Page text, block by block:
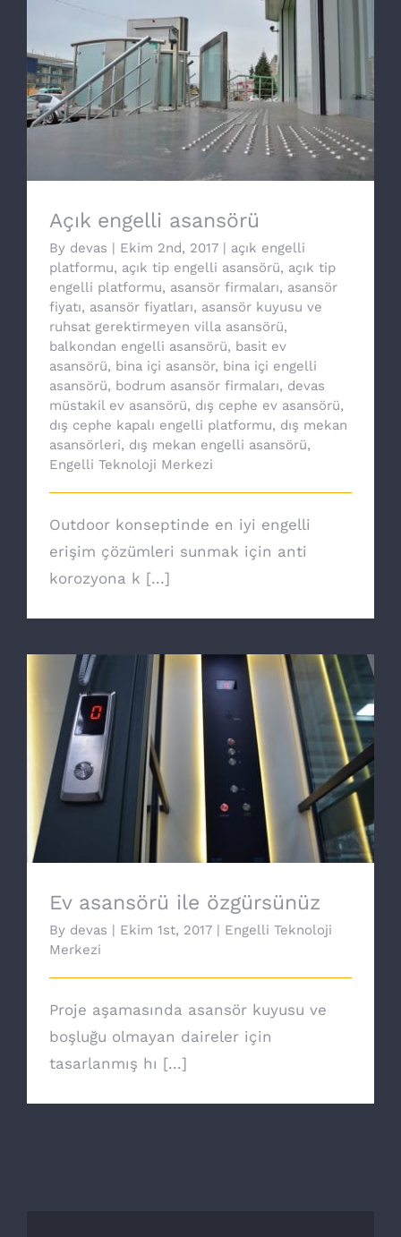
Açık engelli asansörü
Açık engelli asansörü
By devas | Ekim 2nd, 2017 | açık engelli
platformu, açık tip engelli asansörü, açık tip
engelli platformu, asansör firmaları, asansör
fiyatı, asansör fiyatları, asansör kuyusu ve
ruhsat gerektirmeyen villa asansörü,
balkondan engelli asansörü, basit ev
asansörü, bina içi asansör, bina içi engelli
asansörü, bodrum asansör firmaları, devas
müstakil ev asansörü, dış cephe ev asansörü,
dış cephe kapalı engelli platformu, dış mekan
asansörleri, dış mekan engelli asansörü,
Engelli Teknoloji Merkezi
Outdoor konseptinde en iyi engelli
erişim çözümleri sunmak için anti
korozyona k [...]
Ev asansörü ile özgürsünüz
Ev asansörü ile özgürsünüz
By devas | Ekim 1st, 2017 | Engelli Teknoloji
Merkezi
Proje aşamasında asansör kuyusu ve
boşluğu olmayan daireler için
tasarlanmış hı [...]